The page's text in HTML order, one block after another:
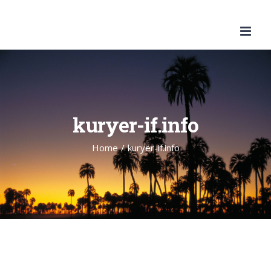
content
kuryer-if.info
Home / kuryer-if.info